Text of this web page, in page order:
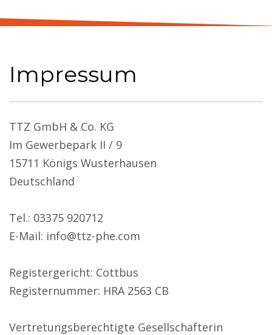
Impressum
TTZ GmbH & Co. KG
Im Gewerbepark II / 9
15711 Königs Wusterhausen
Deutschland
Tel.: 03375 920712
E-Mail: info@ttz-phe.com
Registergericht: Cottbus
Registernummer: HRA 2563 CB
Vertretungsberechtigte Gesellschafterin